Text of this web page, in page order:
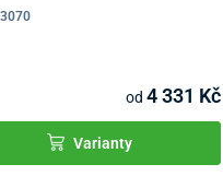
od 4 331 Kč
Varianty